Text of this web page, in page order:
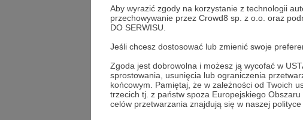
Aby wyrazić zgody na korzystanie z technologii
przechowywanie przez Crowd8 sp. z o.o. oraz
DO SERWISU.
Jeśli chcesz dostosować lub zmienić swoje
Zgoda jest dobrowolna i możesz ją wycofać w
sprostowania, usunięcia lub ograniczenia
końcowym. Pamiętaj, że w zależności od Twoich
trzecich tj. z państw spoza Europejskiego
celów przetwarzania znajdują się w naszej polityce
Jacek Bartosiak S&F Hero